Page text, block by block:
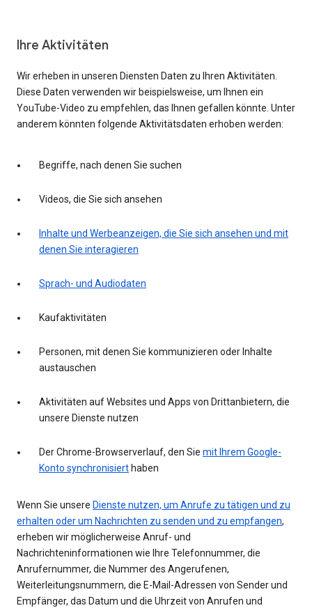
Ihre Aktivitäten
Wir erheben in unseren Diensten Daten zu Ihren Aktivitäten.
Diese Daten verwenden wir beispielsweise, um Ihnen ein
YouTube-Video zu empfehlen, das Ihnen gefallen könnte. Unter
anderem könnten folgende Aktivitätsdaten erhoben werden:
Begriffe, nach denen Sie suchen
Videos, die Sie sich ansehen
Inhalte und Werbeanzeigen, die Sie sich ansehen und mit
denen Sie interagieren
Sprach- und Audiodaten
Kaufaktivitäten
Personen, mit denen Sie kommunizieren oder Inhalte
austauschen
Aktivitäten auf Websites und Apps von Drittanbietern, die
unsere Dienste nutzen
Der Chrome-Browserverlauf, den Sie mit Ihrem Google-
Konto synchronisiert haben
Wenn Sie unsere Dienste nutzen, um Anrufe zu tätigen und zu
erhalten oder um Nachrichten zu senden und zu empfangen,
erheben wir möglicherweise Anruf- und
Nachrichteninformationen wie Ihre Telefonnummer, die
Anrufernummer, die Nummer des Angerufenen,
Weiterleitungsnummern, die E-Mail-Adressen von Sender und
Empfänger, das Datum und die Uhrzeit von Anrufen und